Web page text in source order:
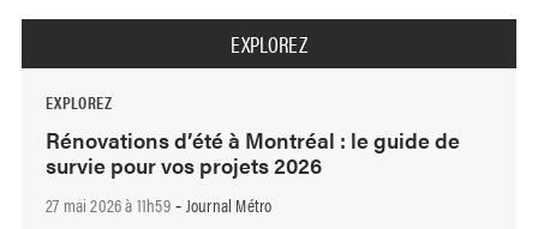
EXPLOREZ
EXPLOREZ
Rénovations d’été à Montréal : le guide de
survie pour vos projets 2026
27 mai 2026 à 11h59- Journal Métro